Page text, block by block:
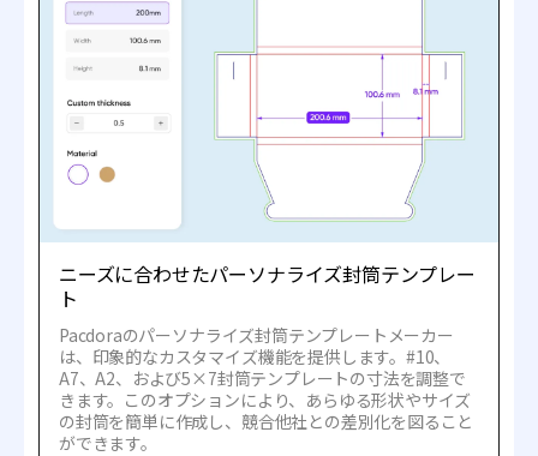
ニーズに合わせたパーソナライズ封筒テンプレー
ト
Pacdoraのパーソナライズ封筒テンプレートメーカー
は、印象的なカスタマイズ機能を提供します。#10、
A7、A2、および5×7封筒テンプレートの寸法を調整で
きます。このオプションにより、あらゆる形状やサイズ
の封筒を簡単に作成し、競合他社との差別化を図ること
ができます。